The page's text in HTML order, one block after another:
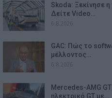
Skoda: Ξεκίνησε
Δείτε Video…
GAC: Πώς το
μέλλοντος…
Mercedes-AMG
ηλεκτρικό GT με…